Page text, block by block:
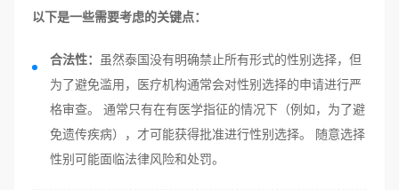
以下是一些需要考虑的关键点：
合法性：
虽然泰国没有明确禁止所有形式的性别选择，但
为了避免滥用，医疗机构通常会对性别选择的申请进行严
格审查。 通常只有在有医学指征的情况下（例如，为了避
免遗传疾病），才可能获得批准进行性别选择。 随意选择
性别可能面临法律风险和处罚。